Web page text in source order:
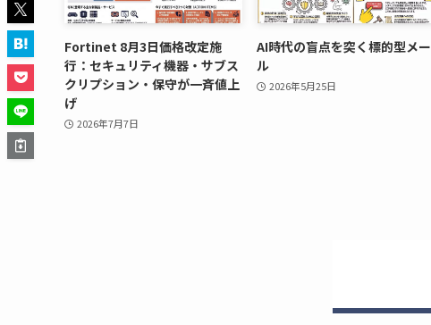
Fortinet 8月3日価格改定施
行：セキュリティ機器・サブス
クリプション・保守が一斉値上
げ
2026年7月7日
AI時代の盲点を突く標的型メー
ル
2026年5月25日